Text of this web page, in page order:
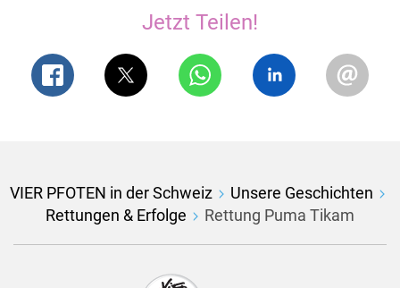
Jetzt Teilen!
VIER PFOTEN in der Schweiz
Unsere Geschichten
Rettungen & Erfolge
Rettung Puma Tikam